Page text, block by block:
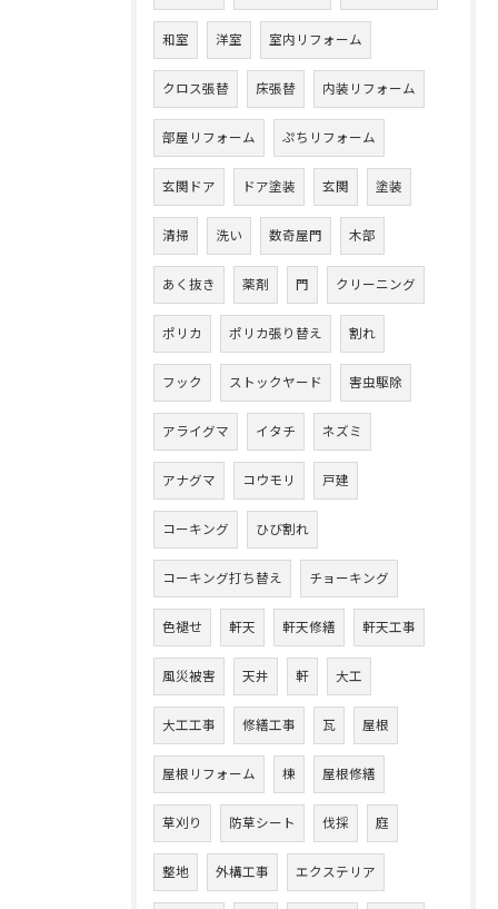
和室 洋室 室内リフォーム
クロス張替 床張替 内装リフォーム
部屋リフォーム ぷちリフォーム
玄関ドア ドア塗装 玄関 塗装
清掃 洗い 数奇屋門 木部
あく抜き 薬剤 門 クリーニング
ポリカ ポリカ張り替え 割れ
フック ストックヤード 害虫駆除
アライグマ イタチ ネズミ
アナグマ コウモリ 戸建
コーキング ひび割れ
コーキング打ち替え チョーキング
色褪せ 軒天 軒天修繕 軒天工事
風災被害 天井 軒 大工
大工工事 修繕工事 瓦 屋根
屋根リフォーム 棟 屋根修繕
草刈り 防草シート 伐採 庭
整地 外構工事 エクステリア